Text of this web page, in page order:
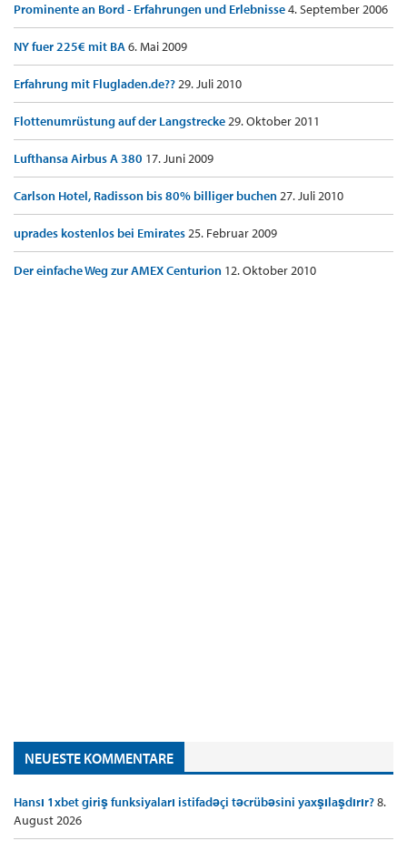
Prominente an Bord - Erfahrungen und Erlebnisse4. September 2006
NY fuer 225€ mit BA6. Mai 2009
Erfahrung mit Flugladen.de??29. Juli 2010
Flottenumrüstung auf der Langstrecke29. Oktober 2011
Lufthansa Airbus A 380 17. Juni 2009
Carlson Hotel, Radisson bis 80% billiger buchen27. Juli 2010
uprades kostenlos bei Emirates25. Februar 2009
Der einfache Weg zur AMEX Centurion 12. Oktober 2010
NEUESTE KOMMENTARE
Hansı 1xbet giriş funksiyaları istifadəçi təcrübəsini yaxşılaşdırır?8.
August 2026